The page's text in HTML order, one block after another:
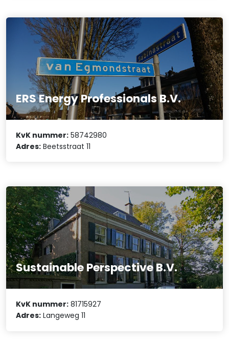
ERS Energy Professionals B.V.
KvK nummer: 58742980
Adres: Beetsstraat 11
Sustainable Perspective B.V.
KvK nummer: 81715927
Adres: Langeweg 11